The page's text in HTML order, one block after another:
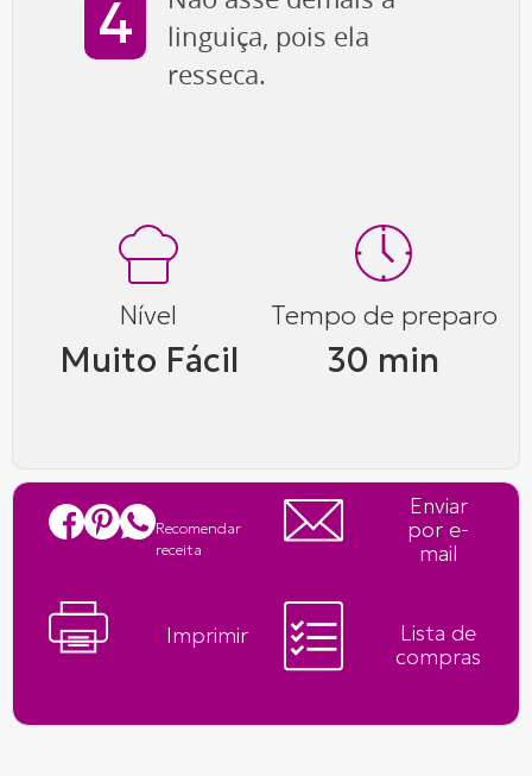
linguiça, pois ela
resseca.
Nível
Muito Fácil
Tempo de preparo
30 min
Recomendar
receita
Enviar
por e-
mail
Imprimir
Lista de
compras